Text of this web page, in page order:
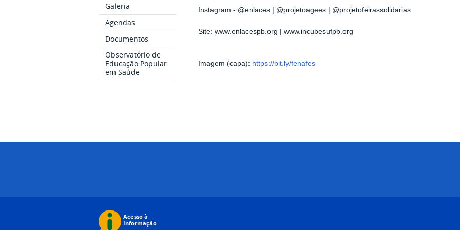
Galeria
Agendas
Documentos
Observatório de
Educação Popular
em Saúde
Instagram - @enlaces @projetoagees | @projetofeirassolidarias
Site: www.enlacespb.org | www.incubesufpb.org
Imagem (capa): https://bit.ly/fenafes